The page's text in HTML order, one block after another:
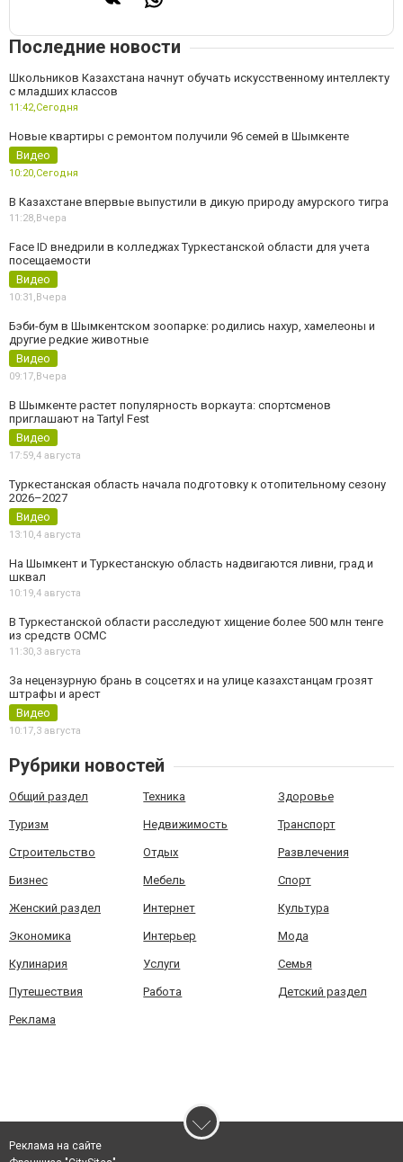
Последние новости
Школьников Казахстана начнут обучать искусственному интеллекту
с младших классов
11:42,Сегодня
Новые квартиры с ремонтом получили 96 семей в Шымкенте
Видео
10:20,Сегодня
В Казахстане впервые выпустили в дикую природу амурского тигра
11:28,Вчера
Face ID внедрили в колледжах Туркестанской области для учета
посещаемости
Видео
10:31,Вчера
Бэби-бум в Шымкентском зоопарке: родились нахур, хамелеоны и
другие редкие животные
Видео
09:17,Вчера
В Шымкенте растет популярность воркаута: спортсменов
приглашают на Tartyl Fest
Видео
17:59,4 августа
Туркестанская область начала подготовку к отопительному сезону
2026–2027
Видео
13:10,4 августа
На Шымкент и Туркестанскую область надвигаются ливни, град и
шквал
10:19,4 августа
В Туркестанской области расследуют хищение более 500 млн тенге
из средств ОСМС
11:30,3 августа
За нецензурную брань в соцсетях и на улице казахстанцам грозят
штрафы и арест
Видео
10:17,3 августа
Рубрики новостей
Общий раздел Техника Здоровье
Туризм Недвижимость Транспорт
Строительство Отдых Развлечения
Бизнес Мебель Спорт
Женский раздел Интернет Культура
Экономика Интерьер Мода
Кулинария Услуги Семья
Путешествия Работа Детский раздел
Реклама
Реклама на сайте